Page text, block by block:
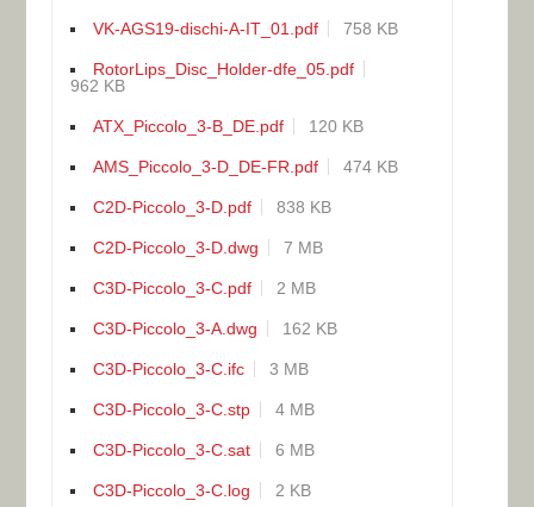
VK-AGS19-dischi-A-IT_01.pdf 758 KB
RotorLips_Disc_Holder-dfe_05.pdf
962 KB
ATX_Piccolo_3-B_DE.pdf 120 KB
AMS_Piccolo_3-D_DE-FR.pdf 474 KB
C2D-Piccolo_3-D.pdf 838 KB
C2D-Piccolo_3-D.dwg 7 MB
C3D-Piccolo_3-C.pdf 2 MB
C3D-Piccolo_3-A.dwg 162 KB
C3D-Piccolo_3-C.ifc 3 MB
C3D-Piccolo_3-C.stp 4 MB
C3D-Piccolo_3-C.sat 6 MB
C3D-Piccolo_3-C.log 2 KB